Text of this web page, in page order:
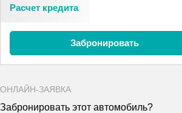
Расчет кредита
Забронировать
ОНЛАЙН-ЗАЯВКА
Забронировать этот автомобиль?